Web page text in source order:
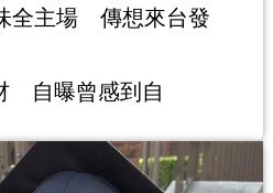
全主場 傳想來台發
自曝曾感到自